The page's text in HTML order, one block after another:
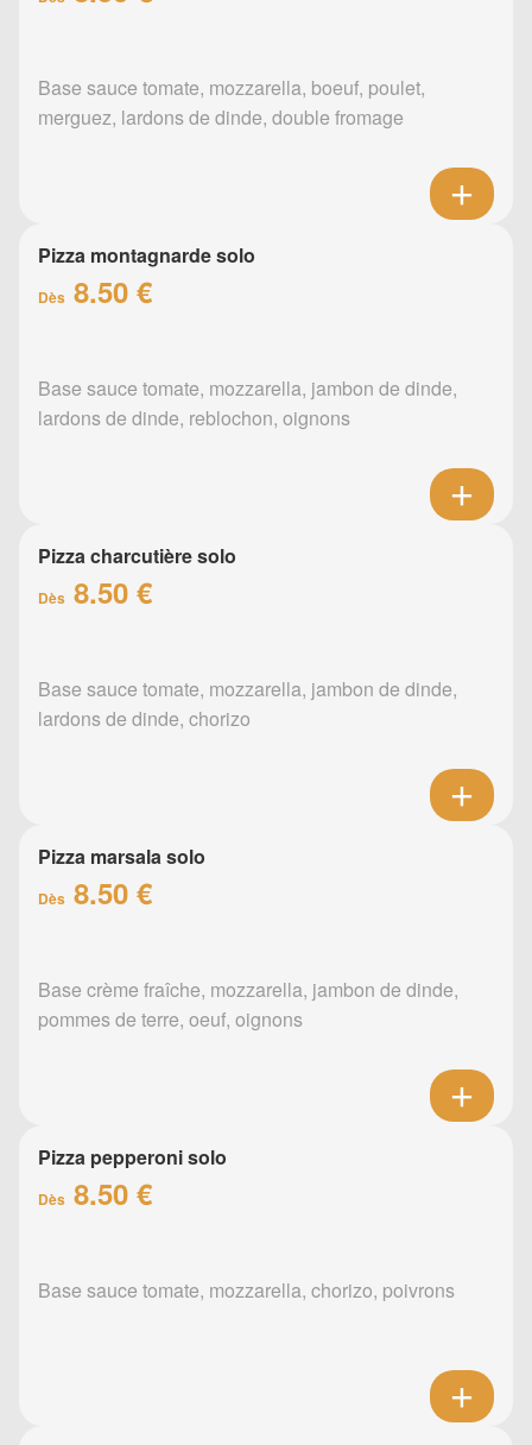
Base sauce tomate, mozzarella, boeuf, poulet,
merguez, lardons de dinde, double fromage
Pizza montagnarde solo
Dès 8.50 €
Base sauce tomate, mozzarella, jambon de dinde,
lardons de dinde, reblochon, oignons
Pizza charcutière solo
Dès 8.50 €
Base sauce tomate, mozzarella, jambon de dinde,
lardons de dinde, chorizo
Pizza marsala solo
Dès 8.50 €
Base crème fraîche, mozzarella, jambon de dinde,
pommes de terre, oeuf, oignons
Pizza pepperoni solo
Dès 8.50 €
Base sauce tomate, mozzarella, chorizo, poivrons